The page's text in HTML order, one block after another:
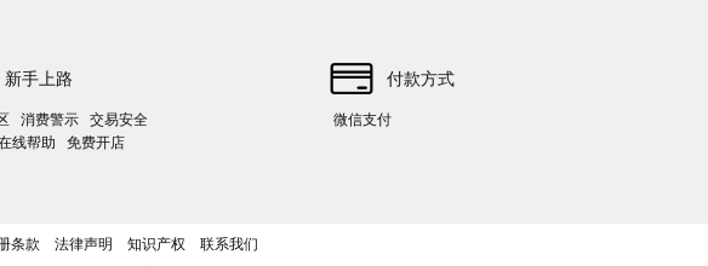
新手上路
消费警示
交易安全
线帮助
免费开店
付款方式
微信支付
条款 法律声明 知识产权
联系我们